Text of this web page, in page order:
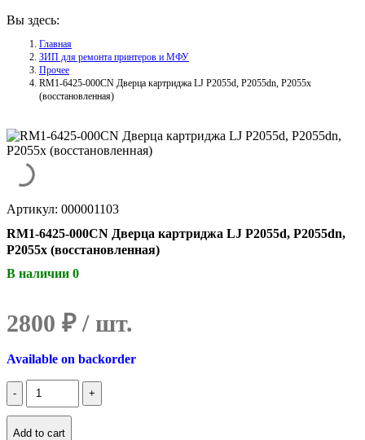
Вы здесь:
Главная
ЗИП для ремонта принтеров и МФУ
Прочее
RM1-6425-000CN Дверца картриджа LJ P2055d, P2055dn, P2055x
(восстановленная)
Артикул: 000001103
RM1-6425-000CN Дверца картриджа LJ P2055d, P2055dn,
P2055x (восстановленная)
В наличии 0
2800 ₽
Available on backorder
Количество
RM1-
6425-
000CN
Add to cart